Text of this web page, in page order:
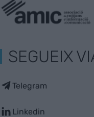
SEGUEIX
Telegram
Linkedin